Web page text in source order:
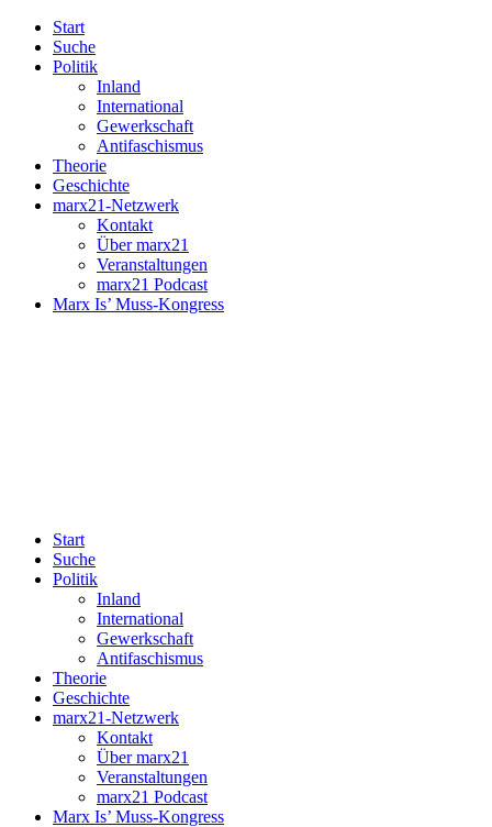
Start
Suche
Politik
Inland
International
Gewerkschaft
Antifaschismus
Theorie
Geschichte
marx21-Netzwerk
Kontakt
Über marx21
Veranstaltungen
marx21 Podcast
Marx Is’ Muss-Kongress
Start
Suche
Politik
Inland
International
Gewerkschaft
Antifaschismus
Theorie
Geschichte
marx21-Netzwerk
Kontakt
Über marx21
Veranstaltungen
marx21 Podcast
Marx Is’ Muss-Kongress